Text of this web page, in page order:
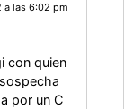
las 6:02 pm
con quien
por un C